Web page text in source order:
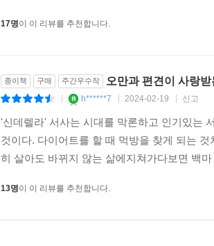
17명이 이 리뷰를 추천합니다.
종이책 구매 주간우수작 오만과 편견이 사랑
h******7 2024-02-19 신고
'신데렐라' 서사는 시대를 막론하고 인기있는
것이다. 다이어트를 할 때 먹방을 찾게 되는
히 살아도 바뀌지 않는 삶에지쳐가다보면 백
13명이 이 리뷰를 추천합니다.